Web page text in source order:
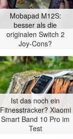
Mobapad M12S:
besser als die
originalen Switch 2
Joy-Cons?
Ist das noch ein
Fitnesstracker? Xiaomi
Smart Band 10 Pro im
Test